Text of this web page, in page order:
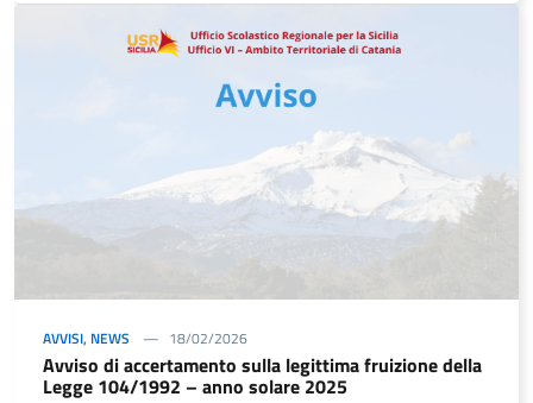
AVVISI, NEWS 18/02/2026
Avviso di accertamento sulla legittima fruizione della
Legge 104/1992 – anno solare 2025